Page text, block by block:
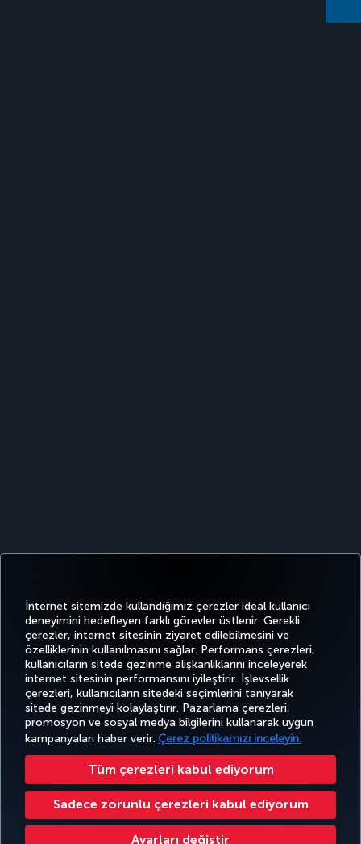
İnternet sitemizde kullandığımız çerezler ideal kullanıcı
deneyimini hedefleyen farklı görevler üstlenir. Gerekli
çerezler, internet sitesinin ziyaret edilebilmesini ve
özelliklerinin kullanılmasını sağlar. Performans çerezleri,
kullanıcıların sitede gezinme alışkanlıklarını inceleyerek
internet sitesinin performansını iyileştirir. İşlevsellik
çerezleri, kullanıcıların sitedeki seçimlerini tanıyarak
sitede gezinmeyi kolaylaştırır. Pazarlama çerezleri,
promosyon ve sosyal medya bilgilerini kullanarak uygun
kampanyaları haber verir. Çerez politikamızı inceleyin.
Tüm çerezleri kabul ediyorum
Sadece zorunlu çerezleri kabul ediyorum
Ayarları değiştir
TwitterFacebook
Instagram
YoutubeLinkedIn
TiktokBlogPinterest
BİLET
AL VE
YÖNET
DENEYİM
FIRSATLAR
VE UÇUŞ
NOKTALARI
POPÜLER
UÇUŞLAR
YARDIM
AIRLINES
HOLIDAYS
Bilgi Toplumu Hizmetleri Erişilebilirlik Gizlilik ve Çerez Politikası Yasal Uyarı Yolcu Hakları
Çerez Ayarlarını Değiştir
Türk Hava Yolları A.O. Her hakkı saklıdır. © 1996 - 2025